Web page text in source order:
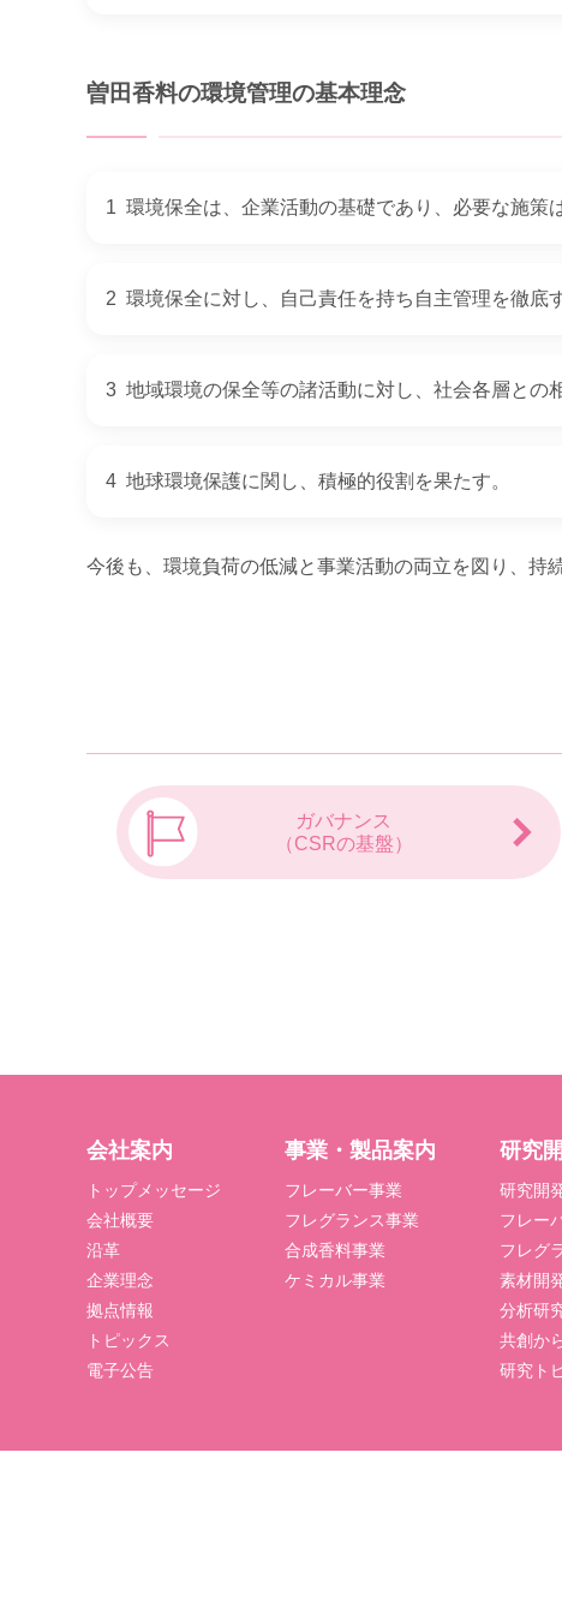
曽田香料の環境管理の基本理念
1 環境保全は、企業活動の基礎であり、必要な施策
2 環境保全に対し、自己責任を持ち自主管理を徹底
3 地域環境の保全等の諸活動に対し、社会各層との
4 地球環境保護に関し、積極的役割を果たす。
今後も、環境負荷の低減と事業活動の両立を図り、持
ガバナンス
（CSRの基盤）
会社案内
トップメッセージ
会社概要
沿革
企業理念
拠点情報
トピックス
電子公告
事業・製品案内
フレーバー事業
フレグランス事業
合成香料事業
ケミカル事業
研究
研究開
フレー
フレグ
素材開
分析研
共創か
研究ト